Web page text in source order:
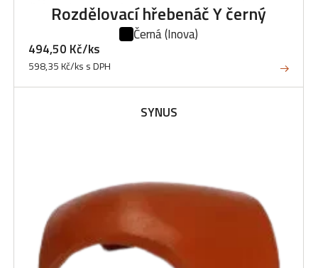
Rozdělovací hřebenáč Y černý
Černá(Inova)
494,50 Kč/ks
598,35 Kč/ks s DPH
SYNUS